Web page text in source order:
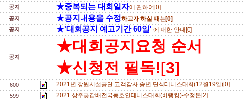
공지
★중복되는 대회일자에 관하여[0]
공지
★공지내용을 수정하고자 하실 때는[0]
공지
★'대회공지 예고기간 60일' 에 대한 안내[0]
공지
★대회공지요청 순서
★신청전 필독![3]
600 2021년 창원시설공단 고객감사 송년 단식테니스대회(12월19일)[0]
599
2021 상주곶갑배전국동호인테니스대회(비랭킹)-수정본[2]